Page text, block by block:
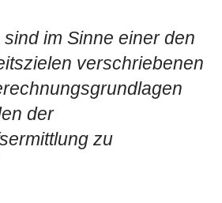
sind im Sinne einer den
verschriebenen
der
zu